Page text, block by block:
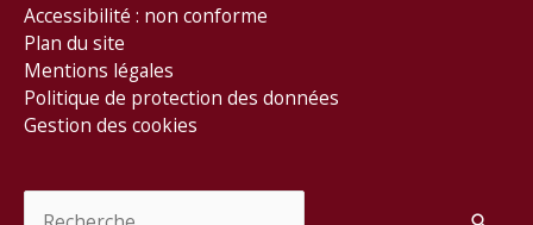
Accessibilité : non conforme
Plan du site
Mentions légales
Politique de protection des données
Gestion des cookies